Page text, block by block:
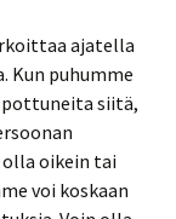
ajatella
Kun puhumme
siitä,
oikein tai
voi koskaan